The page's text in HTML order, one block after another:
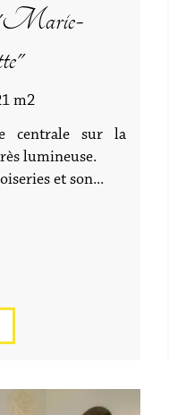
"Marie-
m2
centrale sur la
lumineuse.
et son...